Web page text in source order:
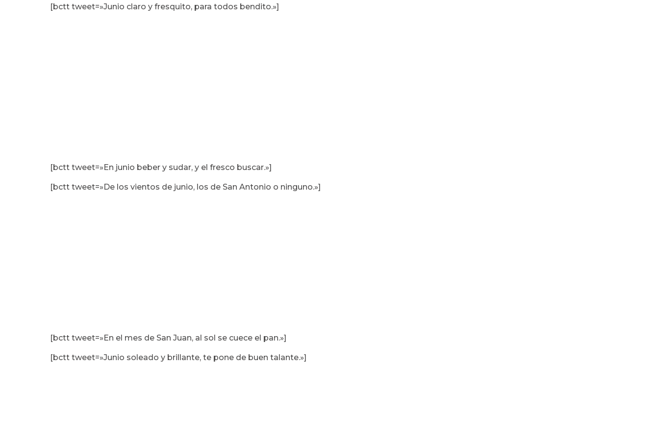
[bctt tweet=»Junio claro y fresquito, para todos bendito.»]
[bctt tweet=»En junio beber y sudar, y el fresco buscar.»]
[bctt tweet=»De los vientos de junio, los de San Antonio o ninguno.»]
[bctt tweet=»En el mes de San Juan, al sol se cuece el pan.»]
[bctt tweet=»Junio soleado y brillante, te pone de buen talante.»]